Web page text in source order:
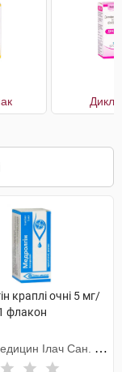
краплі очні 5 мг/
флакон
Ілач Сан. Ве